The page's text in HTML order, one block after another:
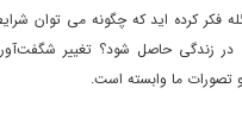
فکر کرده اید که چگونه می توان
در زندگی حاصل شود؟ تغییر
تصورات ما وابسته است.